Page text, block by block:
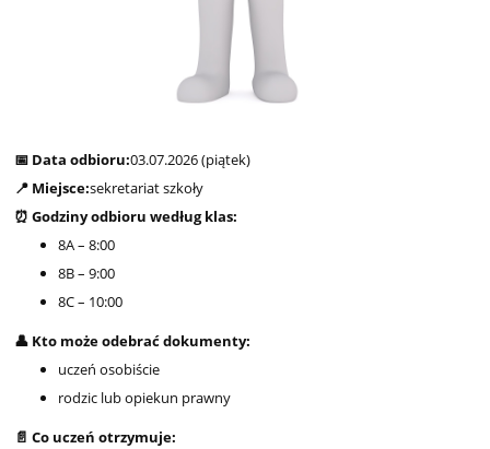
📅 Data odbioru:03.07.2026 (piątek)
📍 Miejsce:sekretariat szkoły
⏰ Godziny odbioru według klas:
8A – 8:00
8B – 9:00
8C – 10:00
👤 Kto może odebrać dokumenty:
uczeń osobiście
rodzic lub opiekun prawny
📄 Co uczeń otrzymuje: